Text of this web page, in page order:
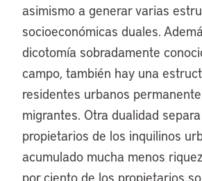
asimismo a generar varias
socioeconómicas duales.
dicotomía sobradamente
campo, también hay una
residentes urbanos
migrantes. Otra dualidad
propietarios de los inquilinos
acumulado mucha menos
por ciento de los propietarios